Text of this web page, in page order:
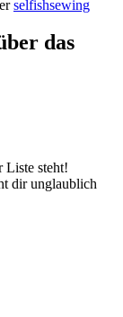
selfishsewing
das
Liste steht!
dir unglaublich